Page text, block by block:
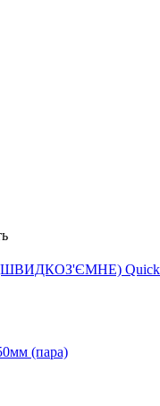
(ШВИДКОЗ'ЄМНЕ) Quick
(пара)